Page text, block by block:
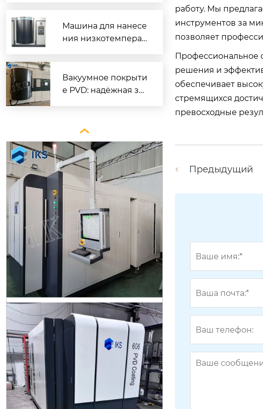
Машина для нанесе
ния низкотемперат
ение для промышл
енного применени
Вакуумное покрыти
е PVD: надёжная за

Декоративное PVD-покрытие
Машина для нанесения покрытий
порционным способом
работу. Мы
инструментов за
позволяет
Профессиональное
решения и
обеспечивает
стремящихся
превосходные
Предыдущий